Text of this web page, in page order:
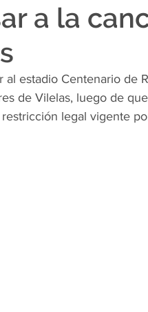
a la
estadio Centenario de
de Vilelas, luego de
legal vigente